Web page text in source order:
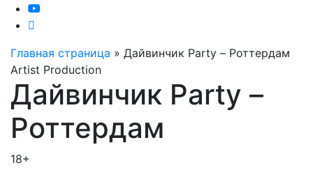
Главная страница » Дайвинчик Party – Роттердам
Artist Production
Дайвинчик Party –
Роттердам
18+